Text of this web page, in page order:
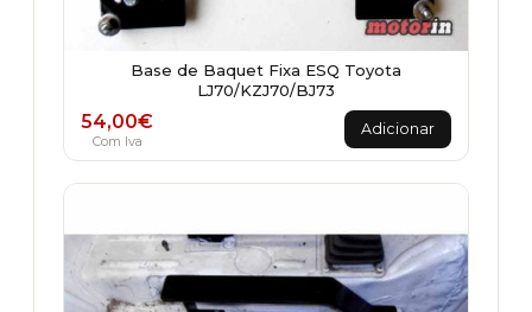
Base de Baquet Fixa ESQ Toyota
LJ70/KZJ70/BJ73
54,00€
Com Iva
Adicionar